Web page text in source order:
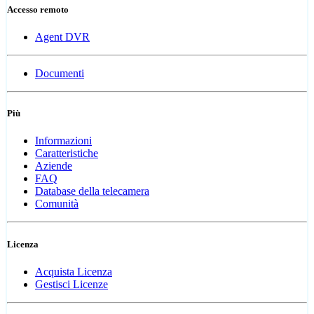
Accesso remoto
Agent DVR
Documenti
Più
Informazioni
Caratteristiche
Aziende
FAQ
Database della telecamera
Comunità
Licenza
Acquista Licenza
Gestisci Licenze